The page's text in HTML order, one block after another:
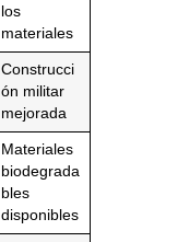
los
materiales
Construcci
ón militar
mejorada
Materiales
biodegrada
bles
disponibles